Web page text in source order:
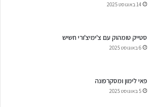
14 באוגוסט 2025
סטייק טומהוק עם צ'ימיצ'ורי חשיש
6 באוגוסט 2025
פאי לימון ומסקרפונה
5 באוגוסט 2025